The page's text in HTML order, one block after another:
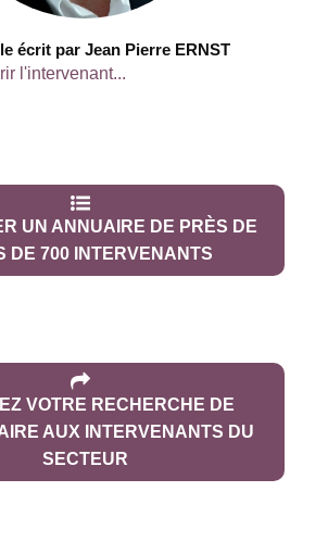
écrit par Jean Pierre ERNST
l'intervenant...
UN ANNUAIRE DE PRÈS DE
DE 700 INTERVENANTS
VOTRE RECHERCHE DE
AUX INTERVENANTS DU
SECTEUR